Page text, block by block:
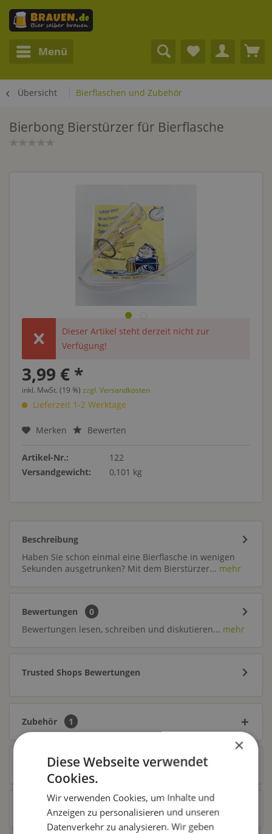
Menü
Übersicht Bierflaschen und Zubehör
Bierbong Bierstürzer für Bierflasche
Dieser Artikel steht derzeit nicht zur
Verfügung!
3,99 € *
inkl. MwSt. (19 %) zzgl. Versandkosten
Lieferzeit 1-2 Werktage
Merken Bewerten
Artikel-Nr.:
122
Versandgewicht:
0,101 kg
Beschreibung
Haben Sie schon einmal eine Bierflasche in wenigen
Sekunden ausgetrunken? Mit dem Bierstürzer... mehr
Bewertungen
0
Bewertungen lesen, schreiben und diskutieren... mehr
Trusted Shops Bewertungen
Zubehör 1
Ähnliche Artikel
Kunden kauften auch
×
Diese Webseite verwendet
Cookies.
Wir verwenden Cookies, um Inhalte und
Anzeigen zu personalisieren und unseren
Datenverkehr zu analysieren. Wir geben